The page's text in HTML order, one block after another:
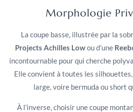
Morphologie
La coupe basse, illustrée par la
Projects Achilles Lowou d’une
incontournable pour qui cherche
Elle convient à toutes les
large, voire bermuda ou short
À l’inverse, choisir une coupe